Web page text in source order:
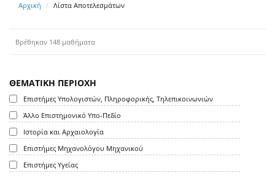
Αρχική Λίστα Αποτελεσμάτων
Βρέθηκαν 148 μαθήματα
ΘΕΜΑΤΙΚΗ ΠΕΡΙΟΧΗ
Επιστήμες Υπολογιστών, Πληροφορικής, Τηλεπικοινωνιών
Άλλο Επιστημονικό Υπο-Πεδίο
Ιστορία και Αρχαιολογία
Επιστήμες Μηχανολόγου Μηχανικού
Επιστήμες Υγείας